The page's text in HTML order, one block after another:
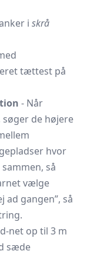
i skrå
tættest på
- Når
de højere
hvor
så
vælge
ad gangen”, så
net op til 3 m
sæde